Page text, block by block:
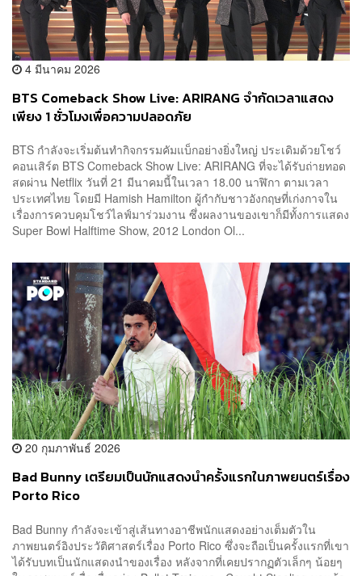
4 มีนาคม 2026
BTS Comeback Show Live: ARIRANG จำกัดเวลาแสดง
เพียง 1 ชั่วโมงเพื่อความปลอดภัย
BTS กำลังจะเริ่มต้นทำกิจกรรมคัมแบ็กอย่างยิ่งใหญ่ ประเดิมด้วยโชว์
คอนเสิร์ต BTS Comeback Show Live: ARIRANG ที่จะได้รับถ่ายทอด
สดผ่าน Netflix วันที่ 21 มีนาคมนี้ในเวลา 18.00 นาฬิกา ตามเวลา
ประเทศไทย โดยมี Hamish Hamilton ผู้กำกับชาวอังกฤษที่เก่งกาจใน
เรื่องการควบคุมโชว์ไลฟ์มาร่วมงาน ซึ่งผลงานของเขาก็มีทั้งการแสดง
Super Bowl Halftime Show, 2012 London Ol...
20 กุมภาพันธ์ 2026
Bad Bunny เตรียมเป็นนักแสดงนำครั้งแรกในภาพยนตร์เรื่อง
Porto Rico
Bad Bunny กำลังจะเข้าสู่เส้นทางอาชีพนักแสดงอย่างเต็มตัวใน
ภาพยนตร์อิงประวัติศาสตร์เรื่อง Porto Rico ซึ่งจะถือเป็นครั้งแรกที่เขา
ได้รับบทเป็นนักแสดงนำของเรื่อง หลังจากที่เคยปรากฏตัวเล็กๆ น้อยๆ